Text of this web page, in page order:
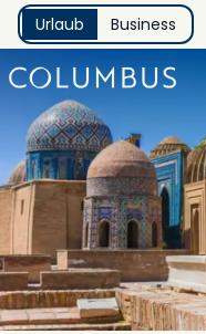
Urlaub Business